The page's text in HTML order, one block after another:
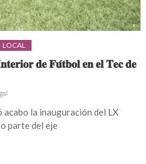
LOCAL
𝐝𝐞 𝐅𝐮́𝐭𝐛𝐨𝐥 𝐞𝐧 𝐞𝐥 𝐓𝐞𝐜 𝐝𝐞
acabo la inauguración del LX
parte del eje